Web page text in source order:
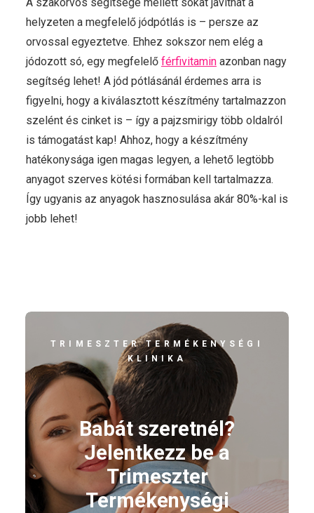
helyzeten a megfelelő jódpótlás is – persze az
orvossal egyeztetve. Ehhez sokszor nem elég a
jódozott só, egy megfelelő férfivitamin azonban nagy
segítség lehet! A jód pótlásánál érdemes arra is
figyelni, hogy a kiválasztott készítmény tartalmazzon
szelént és cinket is – így a pajzsmirigy több oldalról
is támogatást kap! Ahhoz, hogy a készítmény
hatékonysága igen magas legyen, a lehető legtöbb
anyagot szerves kötési formában kell tartalmazza.
Így ugyanis az anyagok hasznosulása akár 80%-kal is
jobb lehet!
TRIMESZTER TERMÉKENYSÉGI
KLINIKA
Babát szeretnél?
Jelentkezz be a
Trimeszter
Termékenységi